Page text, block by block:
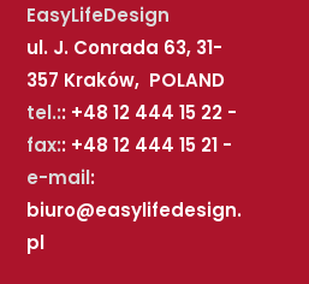
EasyLifeDesign
ul. J. Conrada 63, 31-
357 Kraków, POLAND
tel.:: +48 12 444 15 22 -
fax:: +48 12 444 15 21 -
e-mail:
biuro@easylifedesign.
pl